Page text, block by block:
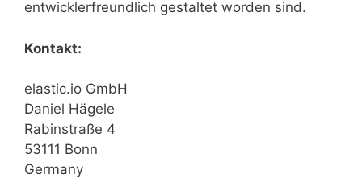
entwicklerfreundlich gestaltet worden sind.
Kontakt:
elastic.io GmbH
Daniel Hägele
Rabinstraße 4
53111 Bonn
Germany